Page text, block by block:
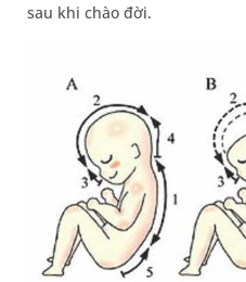
sau khi chào đời.